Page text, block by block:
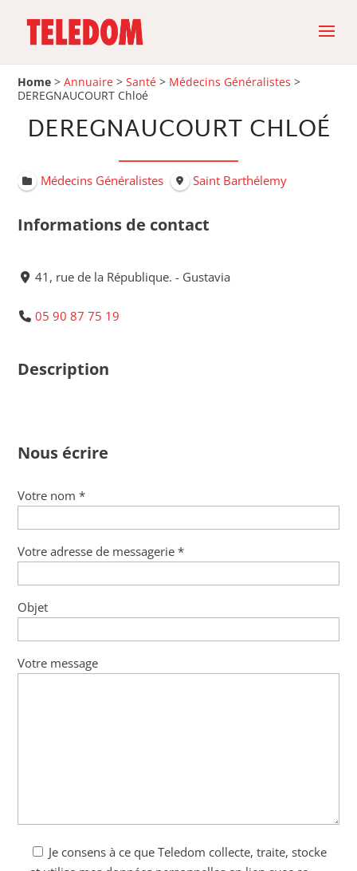
Home >Annuaire >Santé > Médecins Généralistes >
DEREGNAUCOURT Chloé
DEREGNAUCOURT CHLOÉ
Médecins Généralistes Saint Barthélemy
Informations de contact
41, rue de la République. - Gustavia
05 90 87 75 19
Description
Nous écrire
Votre nom *
Votre adresse de messagerie *
Objet
Votre message
Je consens à ce que Teledom collecte, traite, stocke